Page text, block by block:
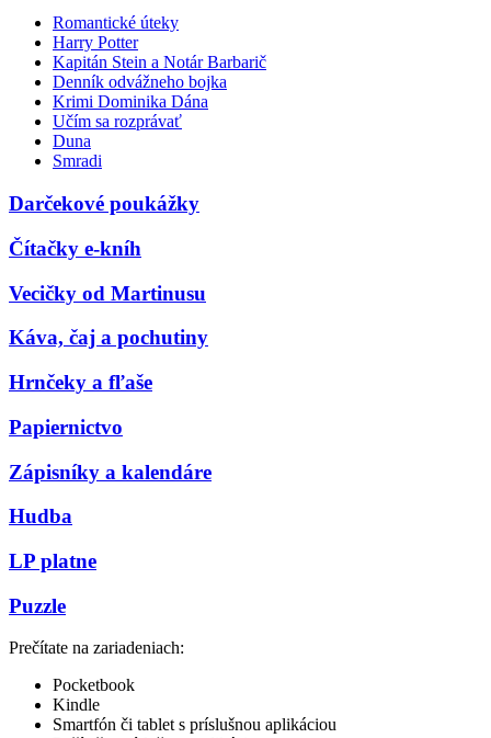
Romantické úteky
Harry Potter
Kapitán Stein a Notár Barbarič
Denník odvážneho bojka
Krimi Dominika Dána
Učím sa rozprávať
Duna
Smradi
Darčekové poukážky
Čítačky e-kníh
Vecičky od Martinusu
Káva, čaj a pochutiny
Hrnčeky a fľaše
Papiernictvo
Zápisníky a kalendáre
Hudba
LP platne
Puzzle
Prečítate na zariadeniach:
Pocketbook
Kindle
Smartfón či tablet s príslušnou aplikáciou